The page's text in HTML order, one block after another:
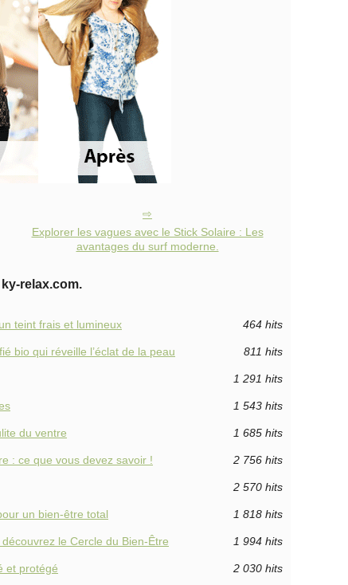
Explorer les vagues avec le Stick Solaire : Les
avantages du surf moderne.
relax.com.
teint frais et lumineux 464 hits
bio qui réveille l’éclat de la peau 811 hits
1 291 hits
1 543 hits
du ventre 1 685 hits
: ce que vous devez savoir ! 2 756 hits
2 570 hits
un bien-être total 1 818 hits
le Cercle du Bien-Être 1 994 hits
et protégé 2 030 hits